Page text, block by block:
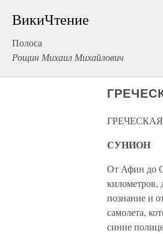
ВикиЧтение
Полоса
Рощин Михаил Михайлович
СУНИОН
От Афин до
километров,
познание и
самолета,
синие